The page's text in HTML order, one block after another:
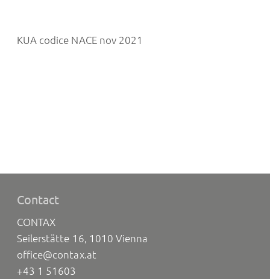
KUA codice NACE nov 2021
Contact
CONTAX
Seilerstätte 16, 1010 Vienna
office@contax.at
+43 1 51603